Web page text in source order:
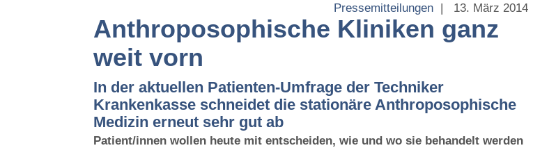
Pressemitteilungen | 13. März 2014
Anthroposophische Kliniken ganz
weit vorn
In der aktuellen Patienten-Umfrage der Techniker
Krankenkasse schneidet die stationäre Anthroposophische
Medizin erneut sehr gut ab
Patient/innen wollen heute mit entscheiden, wie und wo sie behandelt werden